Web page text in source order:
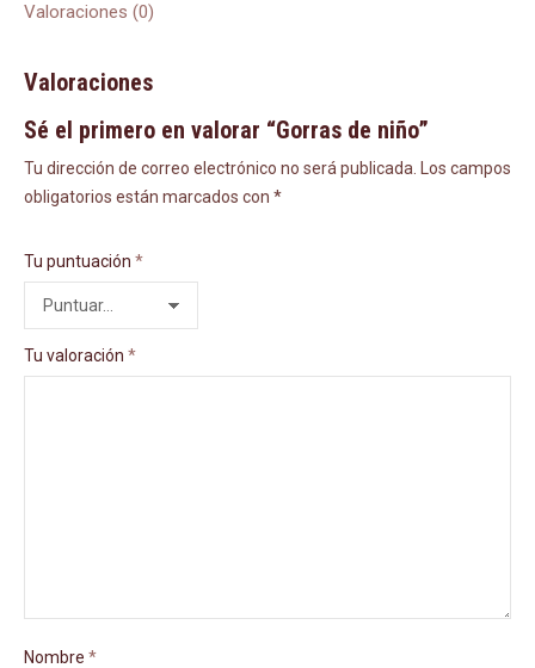
Valoraciones (0)
Valoraciones
Sé el primero en valorar “Gorras de niño”
Tu dirección de correo electrónico no será publicada.
Los campos
obligatorios están marcados con *
Tu puntuación *
Tu valoración *
Nombre *